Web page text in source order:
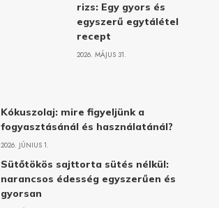
rizs: Egy gyors és
egyszerű egytálétel
recept
2026. MÁJUS 31.
Kókuszolaj: mire figyeljünk a
fogyasztásánál és használatánál?
2026. JÚNIUS 1.
Sütőtökös sajttorta sütés nélkül:
narancsos édesség egyszerűen és
gyorsan